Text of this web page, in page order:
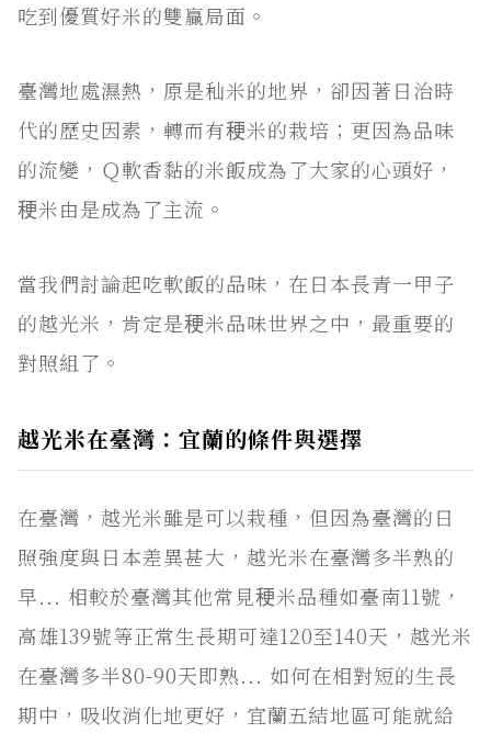
吃到優質好米的雙贏局面。
臺灣地處濕熱，原是秈米的地界，卻因著日治時
代的歷史因素，轉而有稉米的栽培；更因為品味
的流變，Ｑ軟香黏的米飯成為了大家的心頭好，
稉米由是成為了主流。
當我們討論起吃軟飯的品味，在日本長青一甲子
的越光米，肯定是稉米品味世界之中，最重要的
對照組了。
越光米在臺灣：宜蘭的條件與選擇
在臺灣，越光米雖是可以栽種，但因為臺灣的日
照強度與日本差異甚大，越光米在臺灣多半熟的
早... 相較於臺灣其他常見稉米品種如臺南11號，
高雄139號等正常生長期可達120至140天，越光米
在臺灣多半80-90天即熟... 如何在相對短的生長
期中，吸收消化地更好，宜蘭五結地區可能就給